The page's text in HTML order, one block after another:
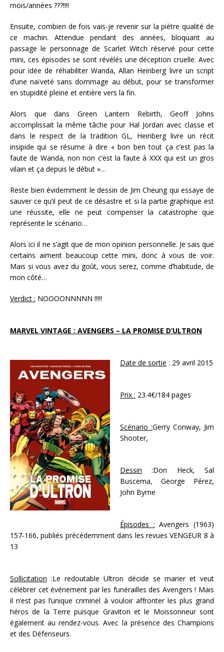
mois/années ???!!!!
Ensuite, combien de fois vais-je revenir sur la piètre qualité de
ce machin. Attendue pendant des années, bloquant au
passage le personnage de Scarlet Witch réservé pour cette
mini, ces épisodes se sont révélés une déception cruelle. Avec
pour idée de réhabiliter Wanda, Allan Heinberg livre un script
d’une naïveté sans dommage au début, pour se transformer
en stupidité pleine et entière vers la fin.
Alors que dans Green Lantern Rebirth, Geoff Johns
accomplissait la même tâche pour Hal Jordan avec classe et
dans le respect de la tradition GL, Heinberg livre un récit
insipide qui se résume à dire « bon ben tout ça c’est pas la
faute de Wanda, non non c’est la faute à XXX qui est un gros
vilain et ça depuis le début »…
Reste bien évidemment le dessin de Jim Cheung qui essaye de
sauver ce qu’il peut de ce désastre et si la partie graphique est
une réussite, elle ne peut compenser la catastrophe que
représente le scénario…
Alors ici il ne s’agit que de mon opinion personnelle. Je sais que
certains aiment beaucoup cette mini, donc à vous de voir.
Mais si vous avez du goût, vous serez, comme d’habitude, de
mon côté…
Verdict : NOOOONNNNN !!!!!
MARVEL VINTAGE : AVENGERS – LA PROMISE D’ULTRON
Date de sortie : 29 avril 2015
Prix : 23.4€/184 pages
Scénario :Gerry Conway, Jim
Shooter,
Dessin :Don Heck, Sal
Buscema, George Pérez,
John Byrne
Épisodes : Avengers (1963)
157-166, publiés précédemment dans les revues VENGEUR 8 à
13
Sollicitation :Le redoutable Ultron décide se marier et veut
célébrer cet événement par les funérailles des Avengers ! Mais
il n’est pas l’unique criminel à vouloir affronter les plus grand
héros de la Terre puisque Graviton et le Moissonneur sont
également au rendez-vous. Avec la présence des Champions
et des Défenseurs.